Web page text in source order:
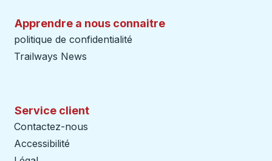
Apprendre a nous connaitre
politique de confidentialité
Trailways News
Service client
Contactez-nous
Accessibilité